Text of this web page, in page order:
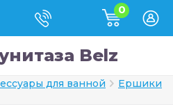
0
Belz
для ванной
Ершики